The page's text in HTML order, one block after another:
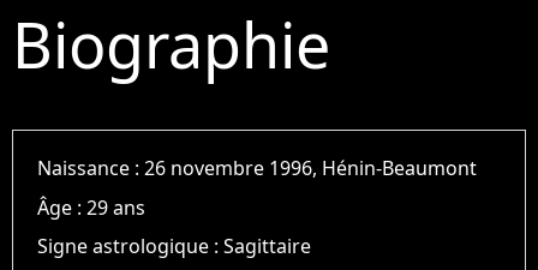
Biographie
Naissance :26 novembre 1996, Hénin-Beaumont
Âge :29 ans
Signe astrologique :Sagittaire